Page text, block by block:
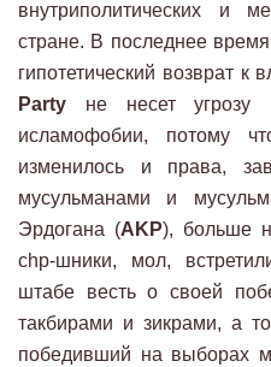
внутриполитических и
стране. В последнее
гипотетический возврат к
Pаrty не несет угрозу
исламофобии, потому
изменилось и права,
мусульманами и
Эрдогана (AKP), больше
сhp-шники, мол,
штабе весть о своей
такбирами и зикрами, а
победивший на выборах